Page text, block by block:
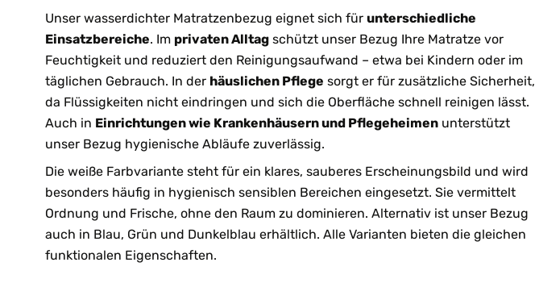
Unser wasserdichter Matratzenbezug eignet sich für unterschiedliche
Einsatzbereiche. Im privaten Alltag schützt unser Bezug Ihre Matratze vor
Feuchtigkeit und reduziert den Reinigungsaufwand – etwa bei Kindern oder im
täglichen Gebrauch. In der häuslichen Pflege sorgt er für zusätzliche Sicherheit,
da Flüssigkeiten nicht eindringen und sich die Oberfläche schnell reinigen lässt.
Auch in Einrichtungen wie Krankenhäusern und Pflegeheimen unterstützt
unser Bezug hygienische Abläufe zuverlässig.
Die weiße Farbvariante steht für ein klares, sauberes Erscheinungsbild und wird
besonders häufig in hygienisch sensiblen Bereichen eingesetzt. Sie vermittelt
Ordnung und Frische, ohne den Raum zu dominieren. Alternativ ist unser Bezug
auch in Blau, Grün und Dunkelblau erhältlich. Alle Varianten bieten die gleichen
funktionalen Eigenschaften.